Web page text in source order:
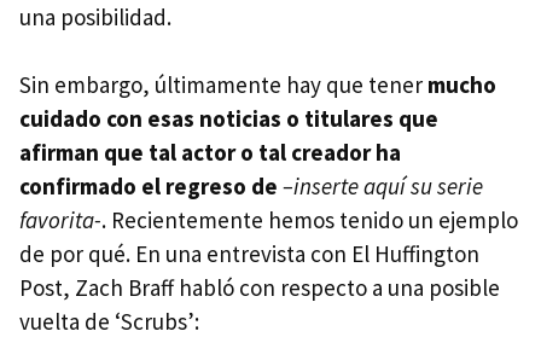
una posibilidad.
Sin embargo, últimamente hay que tener mucho
cuidado con esas noticias o titulares que
afirman que tal actor o tal creador ha
confirmado el regreso de –inserte aquí su serie
favorita-. Recientemente hemos tenido un ejemplo
de por qué. En una entrevista con El Huffington
Post, Zach Braff habló con respecto a una posible
vuelta de ‘Scrubs’: